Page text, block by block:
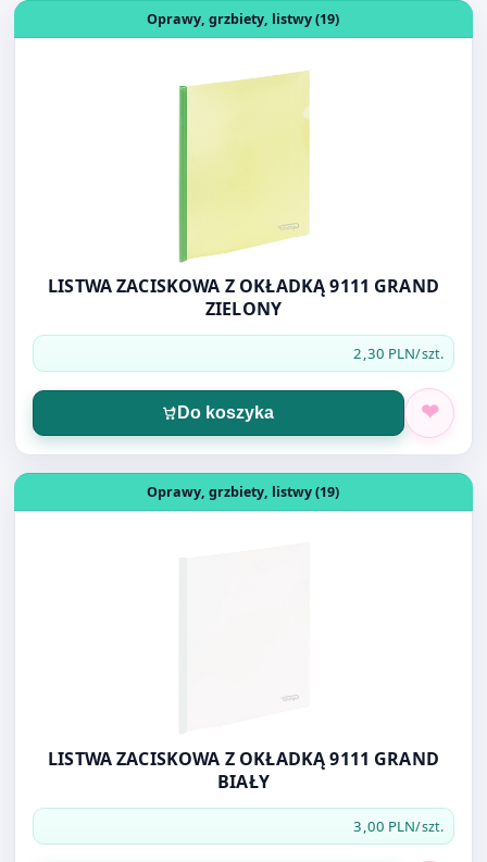
LISTWA ZACISKOWA Z OKŁADKĄ 9111 GRAND
ZIELONY
2,30 PLN/szt.
Otwórz produkt: LISTWA ZACISKOWA Z OKŁADKĄ 9111
Oprawy, grzbiety, listwy (19)
LISTWA ZACISKOWA Z OKŁADKĄ 9111 GRAND
3,00 PLN/szt.